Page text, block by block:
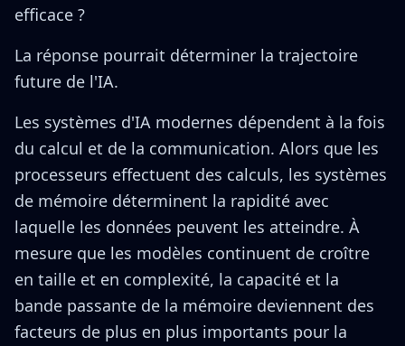
efficace ?
La réponse pourrait déterminer la trajectoire
future de l'IA.
Les systèmes d'IA modernes dépendent à la fois
du calcul et de la communication. Alors que les
processeurs effectuent des calculs, les systèmes
de mémoire déterminent la rapidité avec
laquelle les données peuvent les atteindre. À
mesure que les modèles continuent de croître
en taille et en complexité, la capacité et la
bande passante de la mémoire deviennent des
facteurs de plus en plus importants pour la